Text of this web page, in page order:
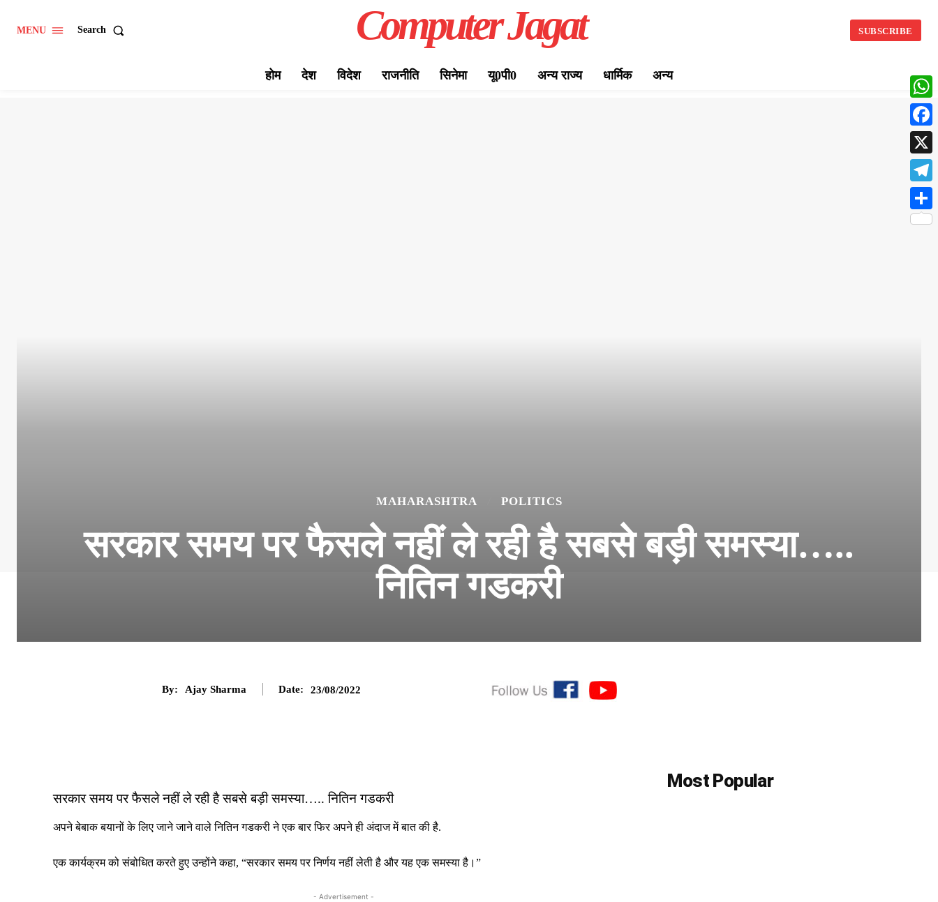
MENU Search Computer Jagat SUBSCRIBE
होम देश विदेश राजनीति सिनेमा यू0पी0 अन्य राज्य धार्मिक अन्य
MAHARASHTRA POLITICS
सरकार समय पर फैसले नहीं ले रही है सबसे बड़ी समस्या…..
नितिन गडकरी
By: Ajay Sharma Date: 23/08/2022
सरकार समय पर फैसले नहीं ले रही है सबसे बड़ी समस्या….. नितिन गडकरी
अपने बेबाक बयानों के लिए जाने जाने वाले नितिन गडकरी ने एक बार फिर अपने ही अंदाज में बात की है.
एक कार्यक्रम को संबोधित करते हुए उन्होंने कहा, “सरकार समय पर निर्णय नहीं लेती है और यह एक समस्या है।”
- Advertisement -
Most Popular
X
Share